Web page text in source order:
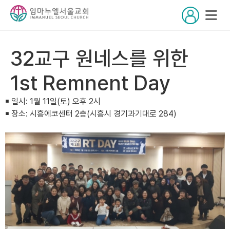
32교구 원네스를 위한
1st Remnent Day
￭ 일시: 1월 11일(토) 오후 2시
￭ 장소: 시흥에코센터 2층(시흥시 경기과기대로 284)